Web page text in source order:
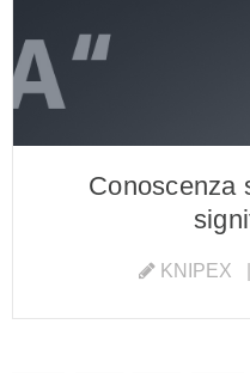
Conoscenza
KNIPEX